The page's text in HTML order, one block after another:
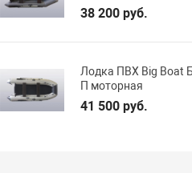
38 200 руб.
Лодка ПВХ Big Boat
П моторная
41 500 руб.